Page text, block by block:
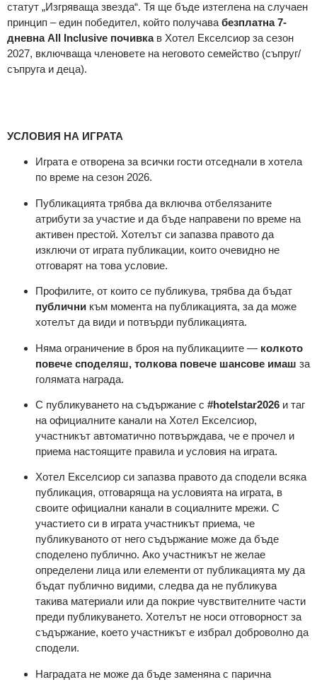
статут „Изгряваща звезда“. Тя ще бъде изтеглена на случаен
принцип –един победител, който получава безплатна 7-
дневна All Inclusive почивкав Хотел Екселсиор за сезон
2027, включваща членовете на неговото семейство (съпруг/
съпруга и деца).
УСЛОВИЯ НА ИГРАТА
Играта е отворена за всички гости отседнали в хотела
по време на сезон 2026.
Публикацията трябва да включва отбелязаните
атрибути за участие и да бъде направени по време на
активен престой. Хотелът си запазва правото да
изключи от играта публикации, които очевидно не
отговарят на това условие.
Профилите, от които се публикува, трябва да бъдат
публични към момента на публикацията, за да може
хотелът да види и потвърди публикацията.
Няма ограничение в броя на публикациите — колкото
повече споделяш, толкова повече шансове имаш за
голямата награда.
С публикуването на съдържание с #hotelstar2026 и таг
на официалните канали на Хотел Екселсиор,
участникът автоматично потвърждава, че е прочел и
приема настоящите правила и условия на играта.
Хотел Екселсиор си запазва правото да сподели всяка
публикация, отговаряща на условията на играта, в
своите официални канали в социалните мрежи. С
участието си в играта участникът приема, че
публикуваното от него съдържание може да бъде
споделено публично. Ако участникът не желае
определени лица или елементи от публикацията му да
бъдат публично видими, следва да не публикува
такива материали или да покрие чувствителните части
преди публикуването. Хотелът не носи отговорност за
съдържание, което участникът е избрал доброволно да
сподели.
Наградата не може да бъде заменяна с парична